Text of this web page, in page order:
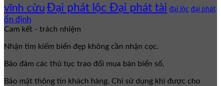
vĩnh cửu Đại phát lộc Đại phát tài đại lộc đại phát
ổn định
Cam kết - trách nhiệm
Nhận tìm kiếm biển đẹp không cần nhận cọc.
Bảo đảm các thủ tục trao đổi mua bán biển số.
Bảo mật thông tin khách hàng. Chỉ sử dụng khi được cho